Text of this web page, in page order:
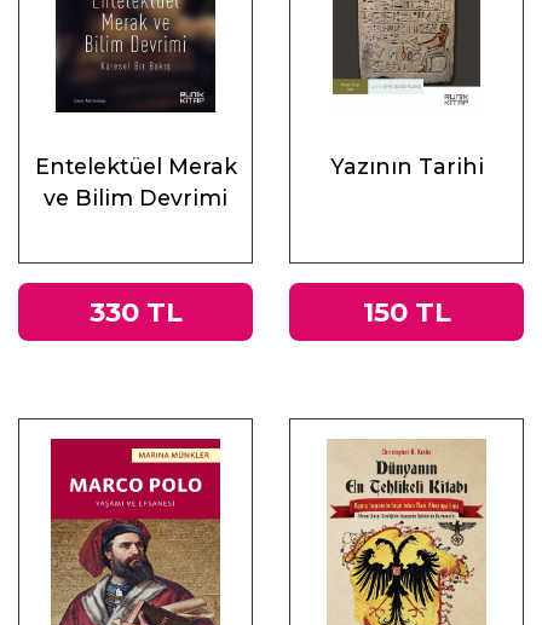
Entelektüel Merak
ve Bilim Devrimi
330 TL
Yazının Tarihi
150 TL